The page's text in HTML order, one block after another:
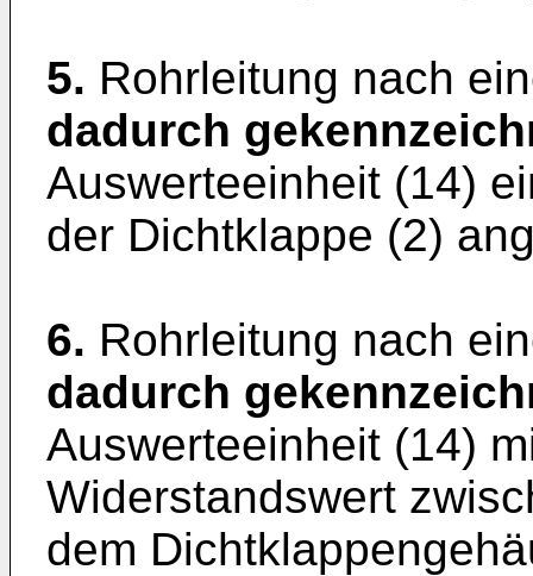
5. Rohrleitung nach
dadurch
Auswerteeinheit (14)
der Dichtklappe (2)
6. Rohrleitung nach
dadurch
Auswerteeinheit (14)
Widerstandswert
dem